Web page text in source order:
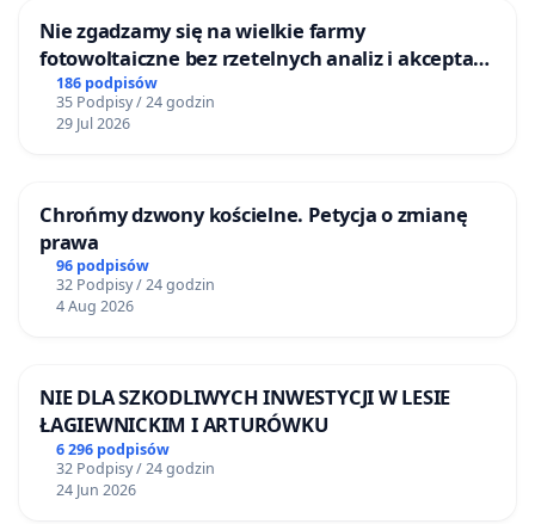
Nie zgadzamy się na wielkie farmy
fotowoltaiczne bez rzetelnych analiz i akceptacji
mieszkańców
186 podpisów
35 Podpisy / 24 godzin
29 Jul 2026
Chrońmy dzwony kościelne. Petycja o zmianę
prawa
96 podpisów
32 Podpisy / 24 godzin
4 Aug 2026
NIE DLA SZKODLIWYCH INWESTYCJI W LESIE
ŁAGIEWNICKIM I ARTURÓWKU
6 296 podpisów
32 Podpisy / 24 godzin
24 Jun 2026